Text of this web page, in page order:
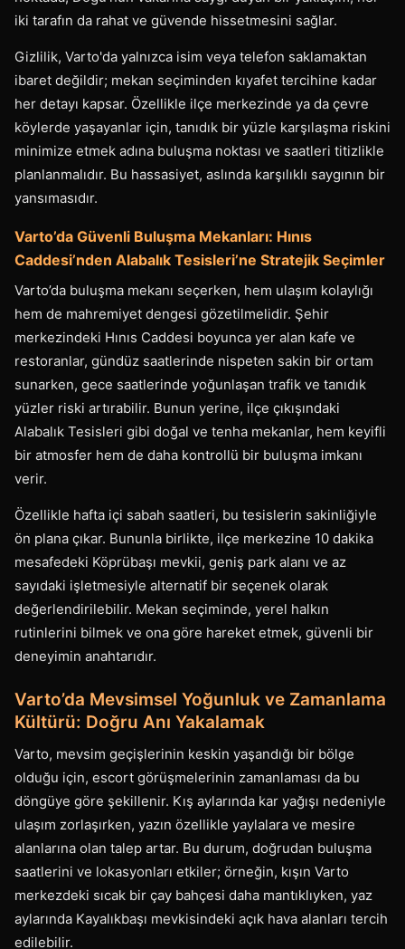
iki tarafın da rahat ve güvende hissetmesini sağlar.
Gizlilik, Varto'da yalnızca isim veya telefon saklamaktan
ibaret değildir; mekan seçiminden kıyafet tercihine kadar
her detayı kapsar. Özellikle ilçe merkezinde ya da çevre
köylerde yaşayanlar için, tanıdık bir yüzle karşılaşma riskini
minimize etmek adına buluşma noktası ve saatleri titizlikle
planlanmalıdır. Bu hassasiyet, aslında karşılıklı saygının bir
yansımasıdır.
Varto’da Güvenli Buluşma Mekanları: Hınıs
Caddesi’nden Alabalık Tesisleri’ne Stratejik Seçimler
Varto’da buluşma mekanı seçerken, hem ulaşım kolaylığı
hem de mahremiyet dengesi gözetilmelidir. Şehir
merkezindeki Hınıs Caddesi boyunca yer alan kafe ve
restoranlar, gündüz saatlerinde nispeten sakin bir ortam
sunarken, gece saatlerinde yoğunlaşan trafik ve tanıdık
yüzler riski artırabilir. Bunun yerine, ilçe çıkışındaki
Alabalık Tesisleri gibi doğal ve tenha mekanlar, hem keyifli
bir atmosfer hem de daha kontrollü bir buluşma imkanı
verir.
Özellikle hafta içi sabah saatleri, bu tesislerin sakinliğiyle
ön plana çıkar. Bununla birlikte, ilçe merkezine 10 dakika
mesafedeki Köprübaşı mevkii, geniş park alanı ve az
sayıdaki işletmesiyle alternatif bir seçenek olarak
değerlendirilebilir. Mekan seçiminde, yerel halkın
rutinlerini bilmek ve ona göre hareket etmek, güvenli bir
deneyimin anahtarıdır.
Varto’da Mevsimsel Yoğunluk ve Zamanlama
Kültürü: Doğru Anı Yakalamak
Varto, mevsim geçişlerinin keskin yaşandığı bir bölge
olduğu için, escort görüşmelerinin zamanlaması da bu
döngüye göre şekillenir. Kış aylarında kar yağışı nedeniyle
ulaşım zorlaşırken, yazın özellikle yaylalara ve mesire
alanlarına olan talep artar. Bu durum, doğrudan buluşma
saatlerini ve lokasyonları etkiler; örneğin, kışın Varto
merkezdeki sıcak bir çay bahçesi daha mantıklıyken, yaz
aylarında Kayalıkbaşı mevkisindeki açık hava alanları tercih
edilebilir.